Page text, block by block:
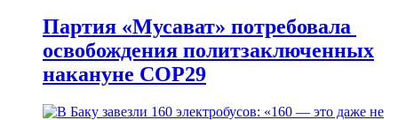
Партия «Мусават» потребовала
освобождения политзаключенных
накануне COP29